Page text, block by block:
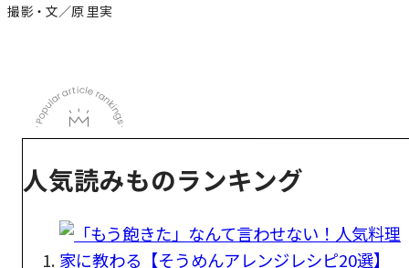
撮影・文／原 里実
人気読みものランキング